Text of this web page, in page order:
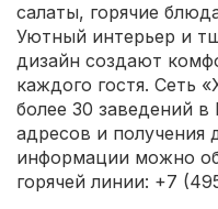
салаты, горячие
Уютный интерьер и
дизайн создают
каждого гостя. Сеть
более 30 заведений
адресов и получения
информации можно
горячей линии: +7